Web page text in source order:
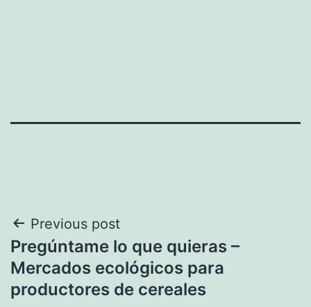
Navegación
de
entradas
Previous post
Pregúntame lo que quieras –
Mercados ecológicos para
productores de cereales